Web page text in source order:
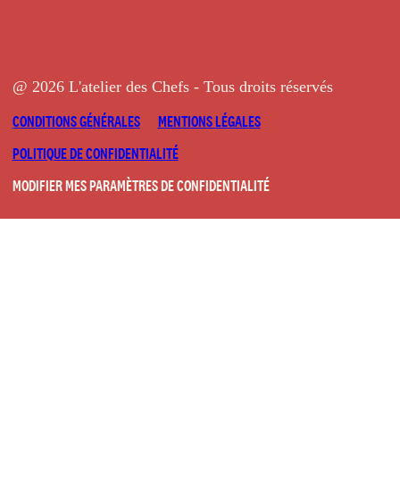
@ 2026 L'atelier des Chefs - Tous droits réservés
CONDITIONS GÉNÉRALES
MENTIONS LÉGALES
POLITIQUE DE CONFIDENTIALITÉ
MODIFIER MES PARAMÈTRES DE CONFIDENTIALITÉ